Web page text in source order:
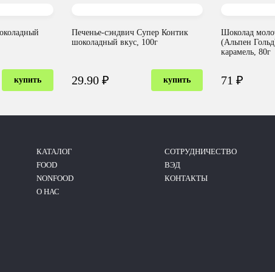
купить
Печенье-сэндвич Супер Контик
шоколадный вкус, 100г
29.90 ₽ купить
Шоколад
(Альпен
карамель, 80г
71 ₽
КАТАЛОГ
CОТРУДНИЧЕСТВО
FOOD
ВЭД
NONFOOD
КОНТАКТЫ
О НАС